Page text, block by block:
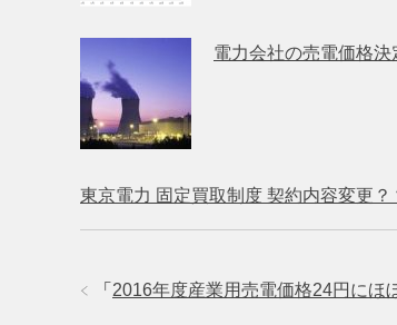
電力会社の売電価格
東京電力 固定買取制度 契約内容変更？
「 2016年度産業用売電価格24円にほ